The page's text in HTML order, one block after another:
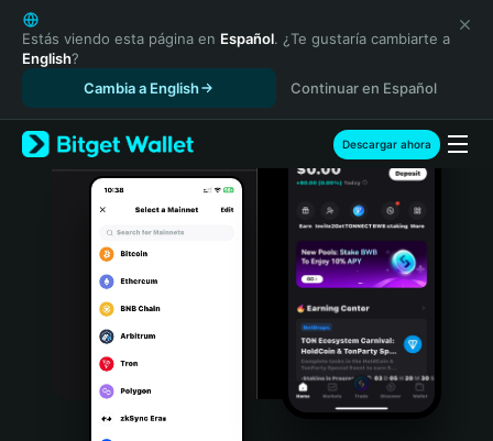
English
日本語
Tiếng Việt
Español (Latinoamérica)
Türkçe
Italiano
Português (Portugal)
Bahasa Indonesia
Estás viendo esta página en Español. ¿Te gustaría cambiarte a
English?
Cambia a English
Continuar en Español
Descargar ahora